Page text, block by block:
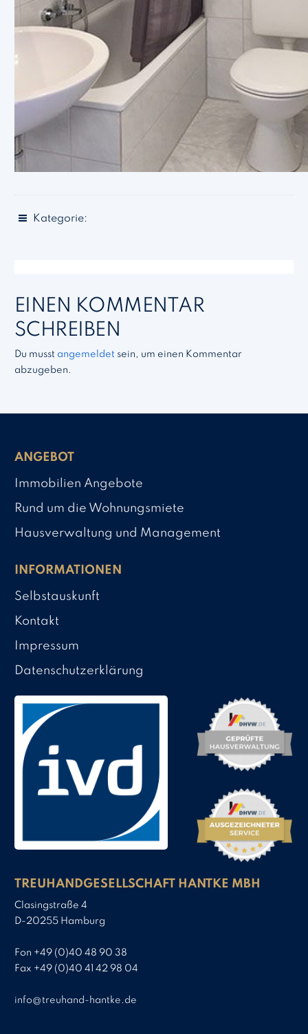
Kategorie:
EINEN KOMMENTAR
SCHREIBEN
Du musst angemeldet sein, um einen Kommentar
abzugeben.
ANGEBOT
Immobilien Angebote
Rund um die Wohnungsmiete
Hausverwaltung und Management
INFORMATIONEN
Selbstauskunft
Kontakt
Impressum
Datenschutzerklärung
TREUHANDGESELLSCHAFT HANTKE MBH
Clasingstraße 4
D-20255 Hamburg
Fon +49 (0)40 48 90 38
Fax +49 (0)40 41 42 98 04
info@treuhand-hantke.de